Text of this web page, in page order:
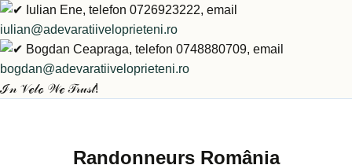
Iulian Ene, telefon 0726923222, email
iulian@adevaratiiveloprieteni.ro
Bogdan Ceapraga, telefon 0748880709, email
bogdan@adevaratiiveloprieteni.ro
ℐ𝓃 𝒱ℯ𝓁ℴ 𝒲ℯ 𝒯𝓇𝓊𝓈𝓉!
Randonneurs România